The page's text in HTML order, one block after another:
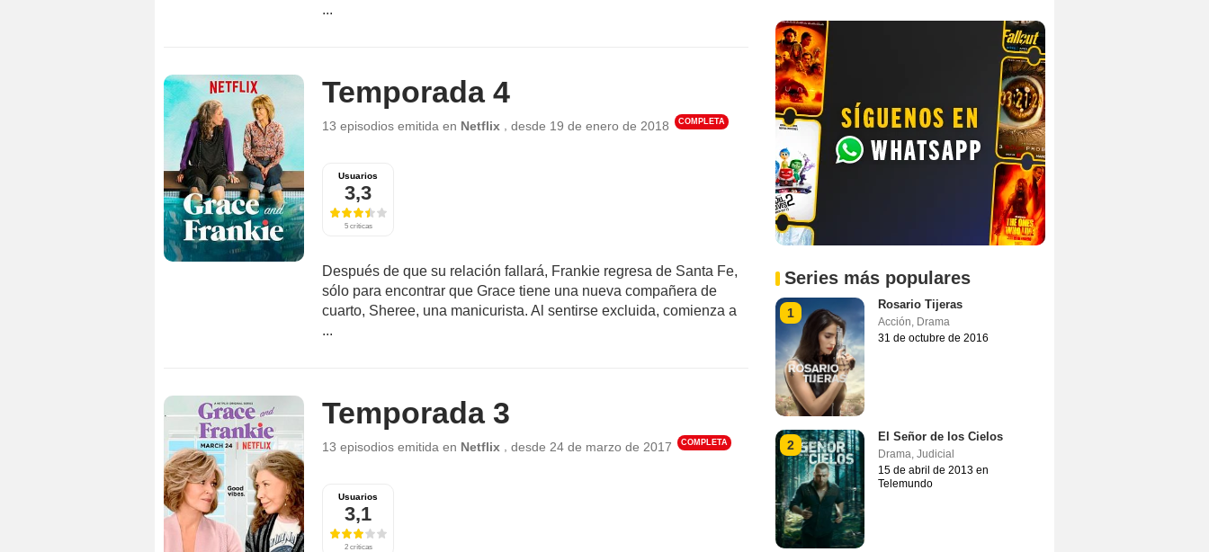
...
Temporada 4
13 episodios emitida en Netflix desde 19 de enero de 2018 COMPLETA
Usuarios
3,3
5 críticas
Después de que su relación fallará, Frankie regresa de Santa Fe,
sólo para encontrar que Grace tiene una nueva compañera de
cuarto, Sheree, una manicurista. Al sentirse excluida, comienza a
...
Temporada 3
13 episodios emitida en Netflix desde 24 de marzo de 2017 COMPLETA
Usuarios
3,1
2 críticas
Series más populares
1
Rosario Tijeras
Acción, Drama
31 de octubre de 2016
2
El Señor de los Cielos
Drama, Judicial
15 de abril de 2013 en
Telemundo